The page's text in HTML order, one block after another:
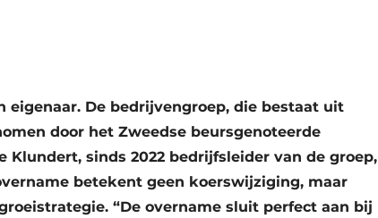
De bedrijvengroep, die bestaat uit
door het Zweedse beursgenoteerde
Klundert, sinds 2022 bedrijfsleider van de groep,
betekent geen koerswijziging, maar
“De overname sluit perfect aan bij